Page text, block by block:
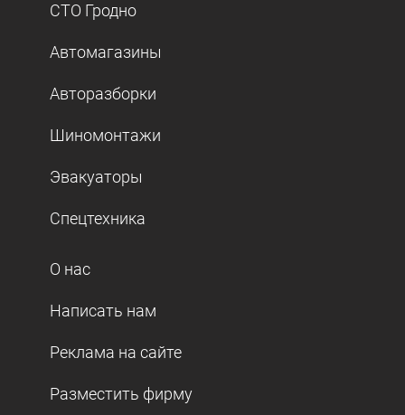
СТО Гродно
Автомагазины
Авторазборки
Шиномонтажи
Эвакуаторы
Спецтехника
О нас
Написать нам
Реклама на сайте
Разместить фирму